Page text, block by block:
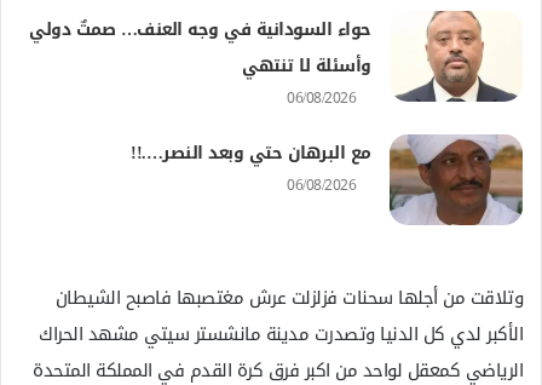
حواء السودانية في وجه العنف… صمتٌ دولي
وأسئلة لا تنتهي
06/08/2026
مع البرهان حتي وبعد النصر….!!
06/08/2026
وتلاقت من أجلها سحنات فزلزلت عرش مغتصبها فاصبح الشيطان
الأكبر لدي كل الدنيا وتصدرت مدينة مانشستر سيتي مشهد الحراك
الرياضي كمعقل لواحد من اكبر فرق كرة القدم في المملكة المتحدة